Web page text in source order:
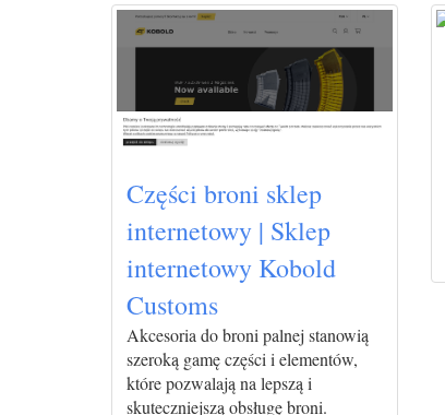
Części broni sklep
internetowy | Sklep
internetowy Kobold
Customs
Akcesoria do broni palnej stanowią
szeroką gamę części i elementów,
które pozwalają na lepszą i
skuteczniejszą obsługę broni.